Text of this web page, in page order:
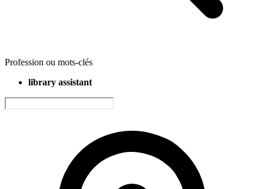
Profession ou mots-clés
library assistant